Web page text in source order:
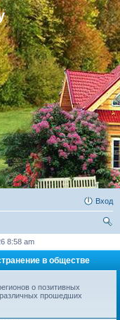
Вход
8:58 am
в обществе
о позитивных
прошедших